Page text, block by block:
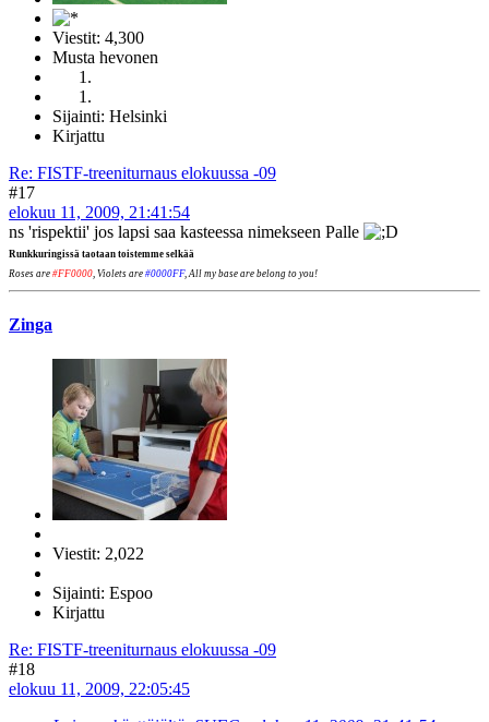
Viestit: 4,300
Musta hevonen
Sijainti: Helsinki
Kirjattu
Re: FISTF-treeniturnaus elokuussa -09
#17
elokuu 11, 2009, 21:41:54
ns 'rispektii' jos lapsi saa kasteessa nimekseen Palle
Runkkuringissä taotaan toistemme selkää
Roses are #FF0000, Violets are #0000FF, All my base are belong to you!
Zinga
Viestit: 2,022
Sijainti: Espoo
Kirjattu
Re: FISTF-treeniturnaus elokuussa -09
#18
elokuu 11, 2009, 22:05:45